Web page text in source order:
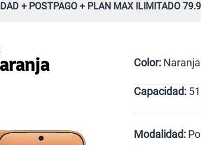
+ POSTPAGO + PLAN MAX ILIMITADO
Color: Naranja
Naranja
Capacidad:
Modalidad: